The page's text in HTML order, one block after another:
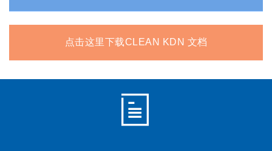
点击这里下载CLEAN KDN 文档